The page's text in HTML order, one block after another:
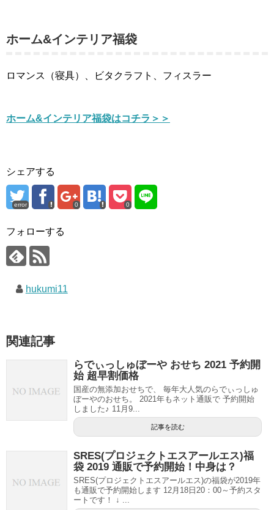
ホーム&インテリア福袋
ロマンス（寝具）、ビタクラフト、フィスラー
ホーム&インテリア福袋はコチラ＞＞
シェアする
error 0 0
フォローする
hukumi11
関連記事
らでぃっしゅぼーや おせち 2021 予約開
始 超早割価格
国産の無添加おせちで、 毎年大人気のらでぃっしゅ
ぼーやのおせち。 2021年もネット通販で 予約開始
しました♪ 11月9...
記事を読む
SRES(プロジェクトエスアールエス)福
袋 2019 通販で予約開始！中身は？
SRES(プロジェクトエスアールエス)の福袋が2019年
も通販で予約開始します 12月18日20：00～予約スタ
ートです！ ↓ ...